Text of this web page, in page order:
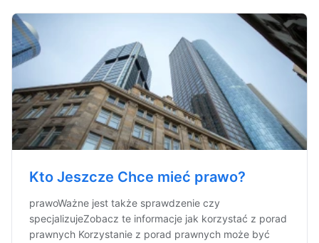
Kto Jeszcze Chce mieć prawo?
prawoWażne jest także sprawdzenie czy
specjalizujeZobacz te informacje jak korzystać z porad
prawnych Korzystanie z porad prawnych może być